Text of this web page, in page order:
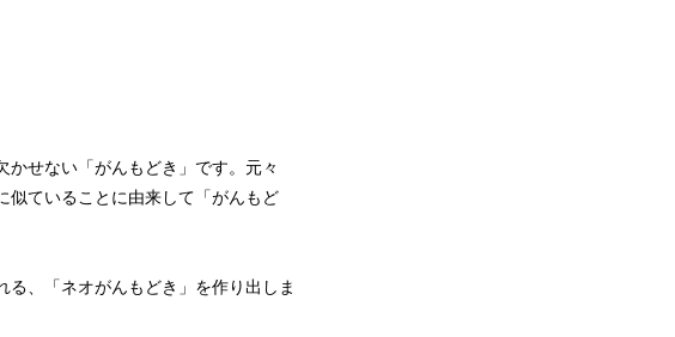
かせない「がんもどき」です。元々
似ていることに由来して「がんもど
、「ネオがんもどき」を作り出しま